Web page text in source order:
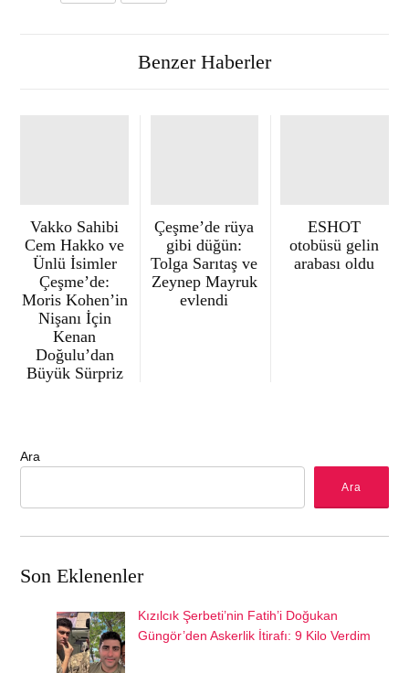
Benzer Haberler
Vakko Sahibi
Cem Hakko ve
Ünlü İsimler
Çeşme’de:
Moris Kohen’in
Nişanı İçin
Kenan
Doğulu’dan
Büyük Sürpriz
Çeşme’de rüya
gibi düğün:
Tolga Sarıtaş ve
Zeynep Mayruk
evlendi
ESHOT
otobüsü gelin
arabası oldu
Ara
Ara
Son Eklenenler
Kızılcık Şerbeti’nin Fatih’i Doğukan
Güngör’den Askerlik İtirafı: 9 Kilo Verdim